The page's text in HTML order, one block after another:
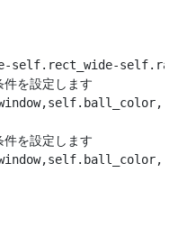
self.rect_wide-
を設定します
を設定します